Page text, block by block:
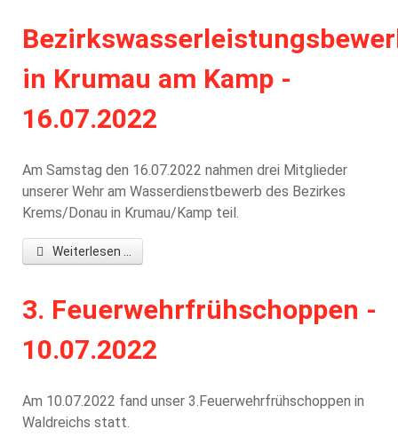
in Krumau am Kamp -
16.07.2022
Am Samstag den 16.07.2022 nahmen drei Mitglieder
unserer Wehr am Wasserdienstbewerb des Bezirkes
Krems/Donau in Krumau/Kamp teil.
Weiterlesen ...
3. Feuerwehrfrühschoppen -
10.07.2022
Am 10.07.2022 fand unser 3.Feuerwehrfrühschoppen in
Waldreichs statt.